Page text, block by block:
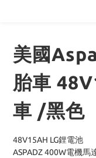
美國
胎車
車 /黑色
48V15AH LG鋰電池
ASPADZ 400W電機馬